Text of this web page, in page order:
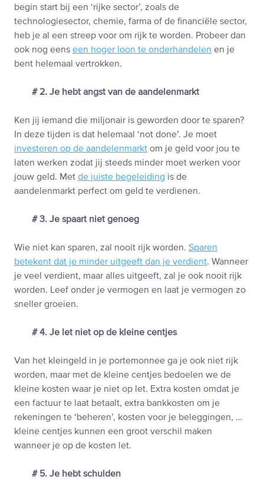
begin start bij een ‘rijke sector’, zoals de
technologiesector, chemie, farma of de financiële sector,
heb je al een streep voor om rijk te worden. Probeer dan
ook nog eens een hoger loon te onderhandelen en je
bent helemaal vertrokken.
# 2. Je hebt angst van de aandelenmarkt
Ken jij iemand die miljonair is geworden door te sparen?
In deze tijden is dat helemaal ‘not done’. Je moet
investeren op de aandelenmarkt om je geld voor jou te
laten werken zodat jij steeds minder moet werken voor
jouw geld. Met de juiste begeleiding is de
aandelenmarkt perfect om geld te verdienen.
# 3. Je spaart niet genoeg
Wie niet kan sparen, zal nooit rijk worden. Sparen
betekent dat je minder uitgeeft dan je verdient. Wanneer
je veel verdient, maar alles uitgeeft, zal je ook nooit rijk
worden. Leef onder je vermogen en laat je vermogen zo
sneller groeien.
# 4. Je let niet op de kleine centjes
Van het kleingeld in je portemonnee ga je ook niet rijk
worden, maar met de kleine centjes bedoelen we de
kleine kosten waar je niet op let. Extra kosten omdat je
een factuur te laat betaalt, extra bankkosten om je
rekeningen te ‘beheren’, kosten voor je beleggingen, …
kleine centjes kunnen een groot verschil maken
wanneer je op de kosten let.
# 5. Je hebt schulden